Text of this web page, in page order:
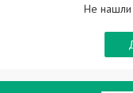
Не нашли